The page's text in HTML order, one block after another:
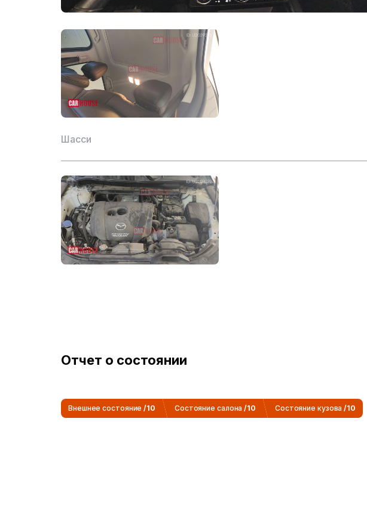
Реверсивный радар
Параллельная помощь
Передний радар
Круизные системы
Электрический люк в крыше
Система запуска без ключа
Электронная иммобилизация
двигателя
Регулировка высоты основного
Шасси
Отчет о состоянии
Внешнее состояние/10 Состояние салона/10 Состояние кузова/10